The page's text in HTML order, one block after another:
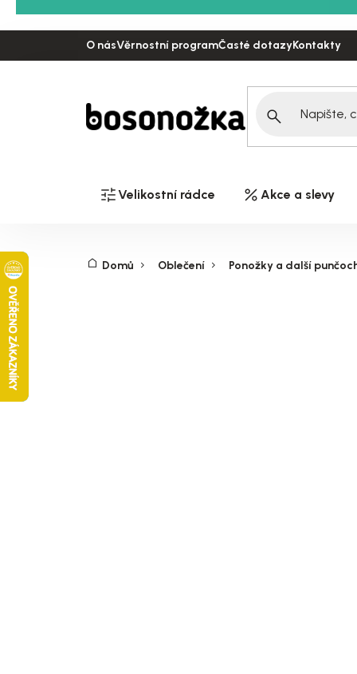
na
O násVěrnostní programČasté dotazyKontakty
Velikostní rádce Akce a slevy
Domů Oblečení Ponožky a další